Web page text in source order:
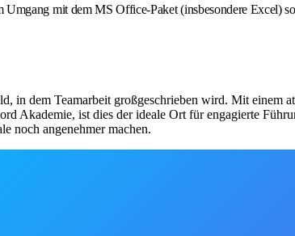
mit dem MS Office-Paket (insbesondere Excel)
in dem Teamarbeit großgeschrieben wird. Mit einem
ist dies der ideale Ort für engagierte
noch angenehmer machen.